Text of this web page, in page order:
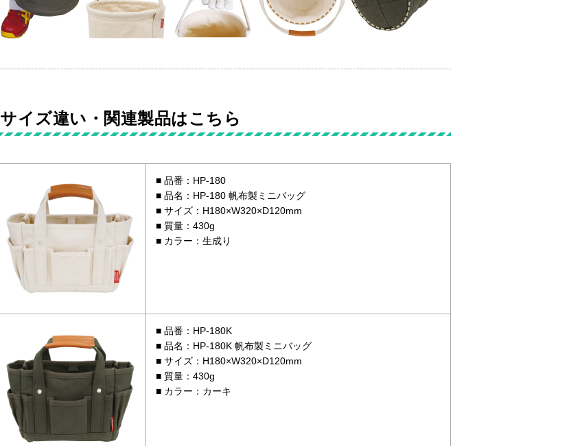
サイズ違い・関連製品はこちら
品番：HP-180
品名：HP-180 帆布製ミニバッグ
サイズ：H180×W320×D120mm
質量：430g
カラー：生成り
品番：HP-180K
品名：HP-180K 帆布製ミニバッグ
サイズ：H180×W320×D120mm
質量：430g
カラー：カーキ